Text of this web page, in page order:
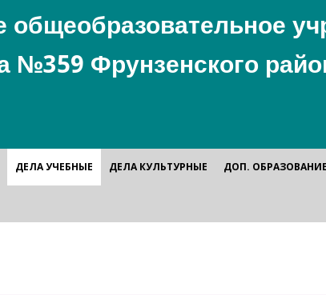
общеобразовательное
№359 Фрунзенского
ДЕЛА УЧЕБНЫЕ ДЕЛА КУЛЬТУРНЫЕ ДОП. ОБРАЗОВАНИЕ